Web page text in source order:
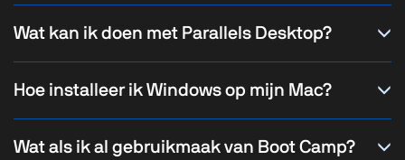
Wat kan ik doen met Parallels Desktop?
Hoe installeer ik Windows op mijn Mac?
Wat als ik al gebruikmaak van Boot Camp?